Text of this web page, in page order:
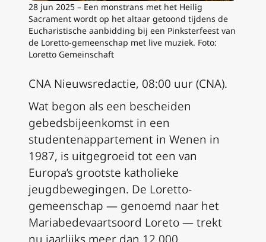
28 jun 2025 – Een monstrans met het Heilig
Sacrament wordt op het altaar getoond tijdens de
Eucharistische aanbidding bij een Pinksterfeest van
de Loretto-gemeenschap met live muziek. Foto:
Loretto Gemeinschaft
CNA Nieuwsredactie, 08:00 uur (CNA).
Wat begon als een bescheiden
gebedsbijeenkomst in een
studentenappartement in Wenen in
1987, is uitgegroeid tot een van
Europa’s grootste katholieke
jeugdbewegingen. De Loretto-
gemeenschap — genoemd naar het
Mariabedevaartsoord Loreto — trekt
nu jaarlijks meer dan 12.000